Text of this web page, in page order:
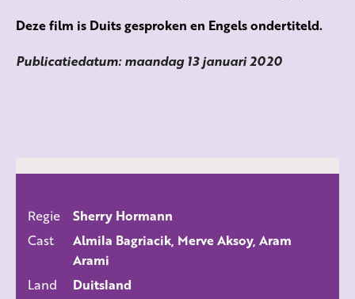
Deze film is Duits gesproken en Engels ondertiteld.
Publicatiedatum: maandag 13 januari 2020
Regie
Sherry Hormann
Cast
Almila Bagriacik, Merve Aksoy, Aram
Arami
Land
Duitsland